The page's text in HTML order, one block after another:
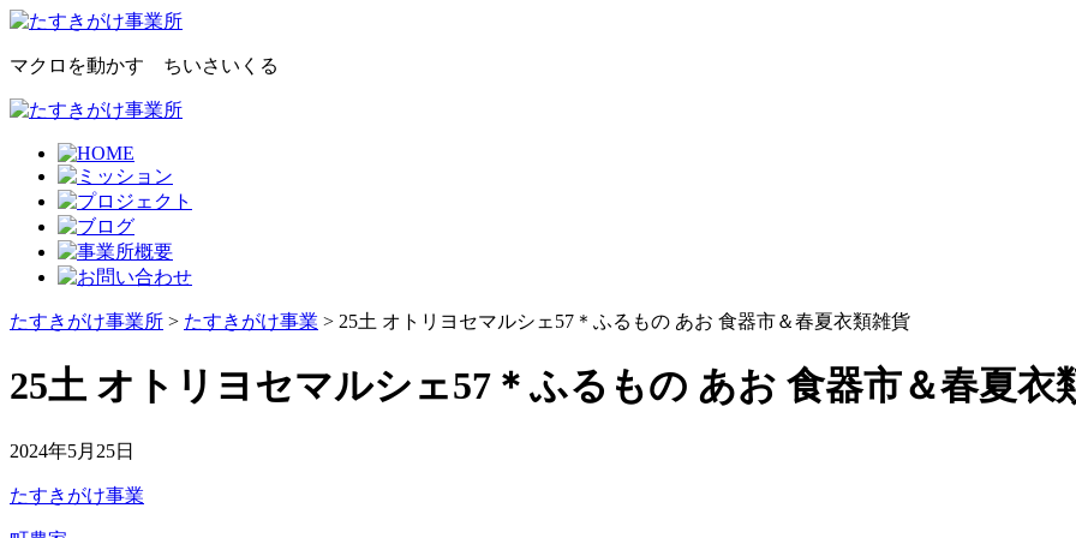
マクロを動かす ちいさいくる
たすきがけ事業所 > たすきがけ事業 > 25土 オトリヨセマルシェ57＊ふるもの あお 食器市＆春夏衣類雑貨
25土 オトリヨセマルシェ57＊ふるもの あお 食器市＆春夏衣
2024年5月25日
たすきがけ事業